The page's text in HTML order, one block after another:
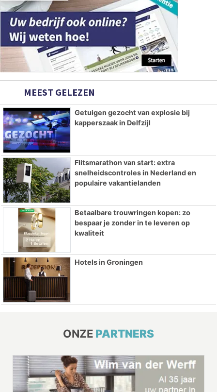
MEEST GELEZEN
Getuigen gezocht van explosie bij
kapperszaak in Delfzijl
Flitsmarathon van start: extra
snelheidscontroles in Nederland en
populaire vakantielanden
Betaalbare trouwringen kopen: zo
bespaar je zonder in te leveren op
kwaliteit
Hotels in Groningen
ONZE PARTNERS